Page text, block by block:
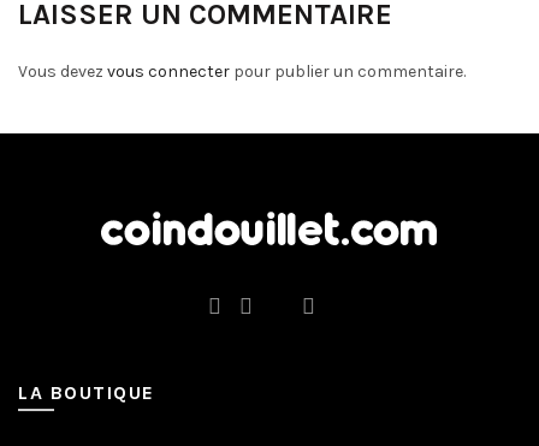
LAISSER UN COMMENTAIRE
Vous devez vous connecter pour publier un commentaire.
LA BOUTIQUE